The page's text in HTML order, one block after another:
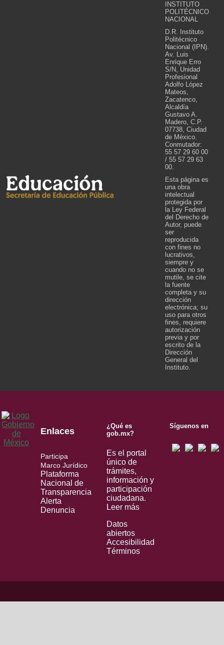
INSTITUTO
POLITÉCNICO
NACIONAL
D.R. Instituto
Politécnico
Nacional (IPN).
Av. Luis
Enrique Erro
S/N, Unidad
Profesional
Adolfo López
Mateos,
Zacatenco,
Alcaldía
Gustavo A.
Madero, C.P.
07738, Ciudad
de México.
Conmutador:
55 57 29 60 00
/ 55 57 29 63
00.
Esta página es
una obra
intelectual
protegida por
la Ley Federal
del Derecho de
Autor, puede
ser
reproducida
con fines no
lucrativos,
siempre y
cuando no se
mutile, se cite
la fuente
completa y su
dirección
electrónica; su
uso para otros
fines, requiere
autorización
previa y por
escrito de la
Dirección
General del
Instituto.
Enlaces
Participa
Marco Jurídico
Plataforma
Nacional de
Transparencia
Alerta
Denuncia
¿Qué es
gob.mx?
Es el portal
único de
trámites,
información y
participación
ciudadana.
Leer más
Datos
abiertos
Accesibilidad
Términos
Síguenos en